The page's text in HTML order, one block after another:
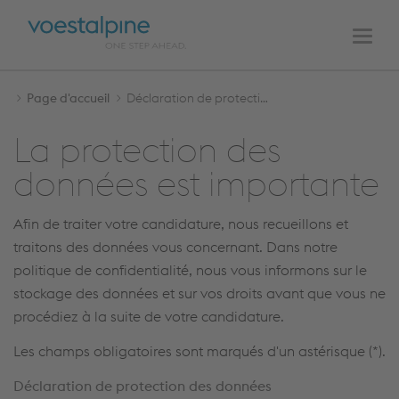
NAVIGATION
PRINCIPALE
Page d'accueil Déclaration de protection des données
La protection des
données est importante
Afin de traiter votre candidature, nous recueillons et
traitons des données vous concernant. Dans notre
politique de confidentialité, nous vous informons sur le
stockage des données et sur vos droits avant que vous ne
procédiez à la suite de votre candidature.
Les champs obligatoires sont marqués d'un astérisque (*).
Déclaration de protection des données